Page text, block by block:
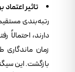
تاثیر اعتماد
رتبه‌بندی
دارند، احتمالاً
زمان ماندگاری
بازگشت. این